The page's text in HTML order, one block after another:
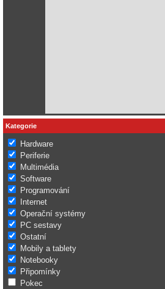
Kategorie
Hardware
Periferie
Multimédia
Software
Programování
Internet
Operační systémy
PC sestavy
Ostatní
Mobily a tablety
Notebooky
Připomínky
Pokec